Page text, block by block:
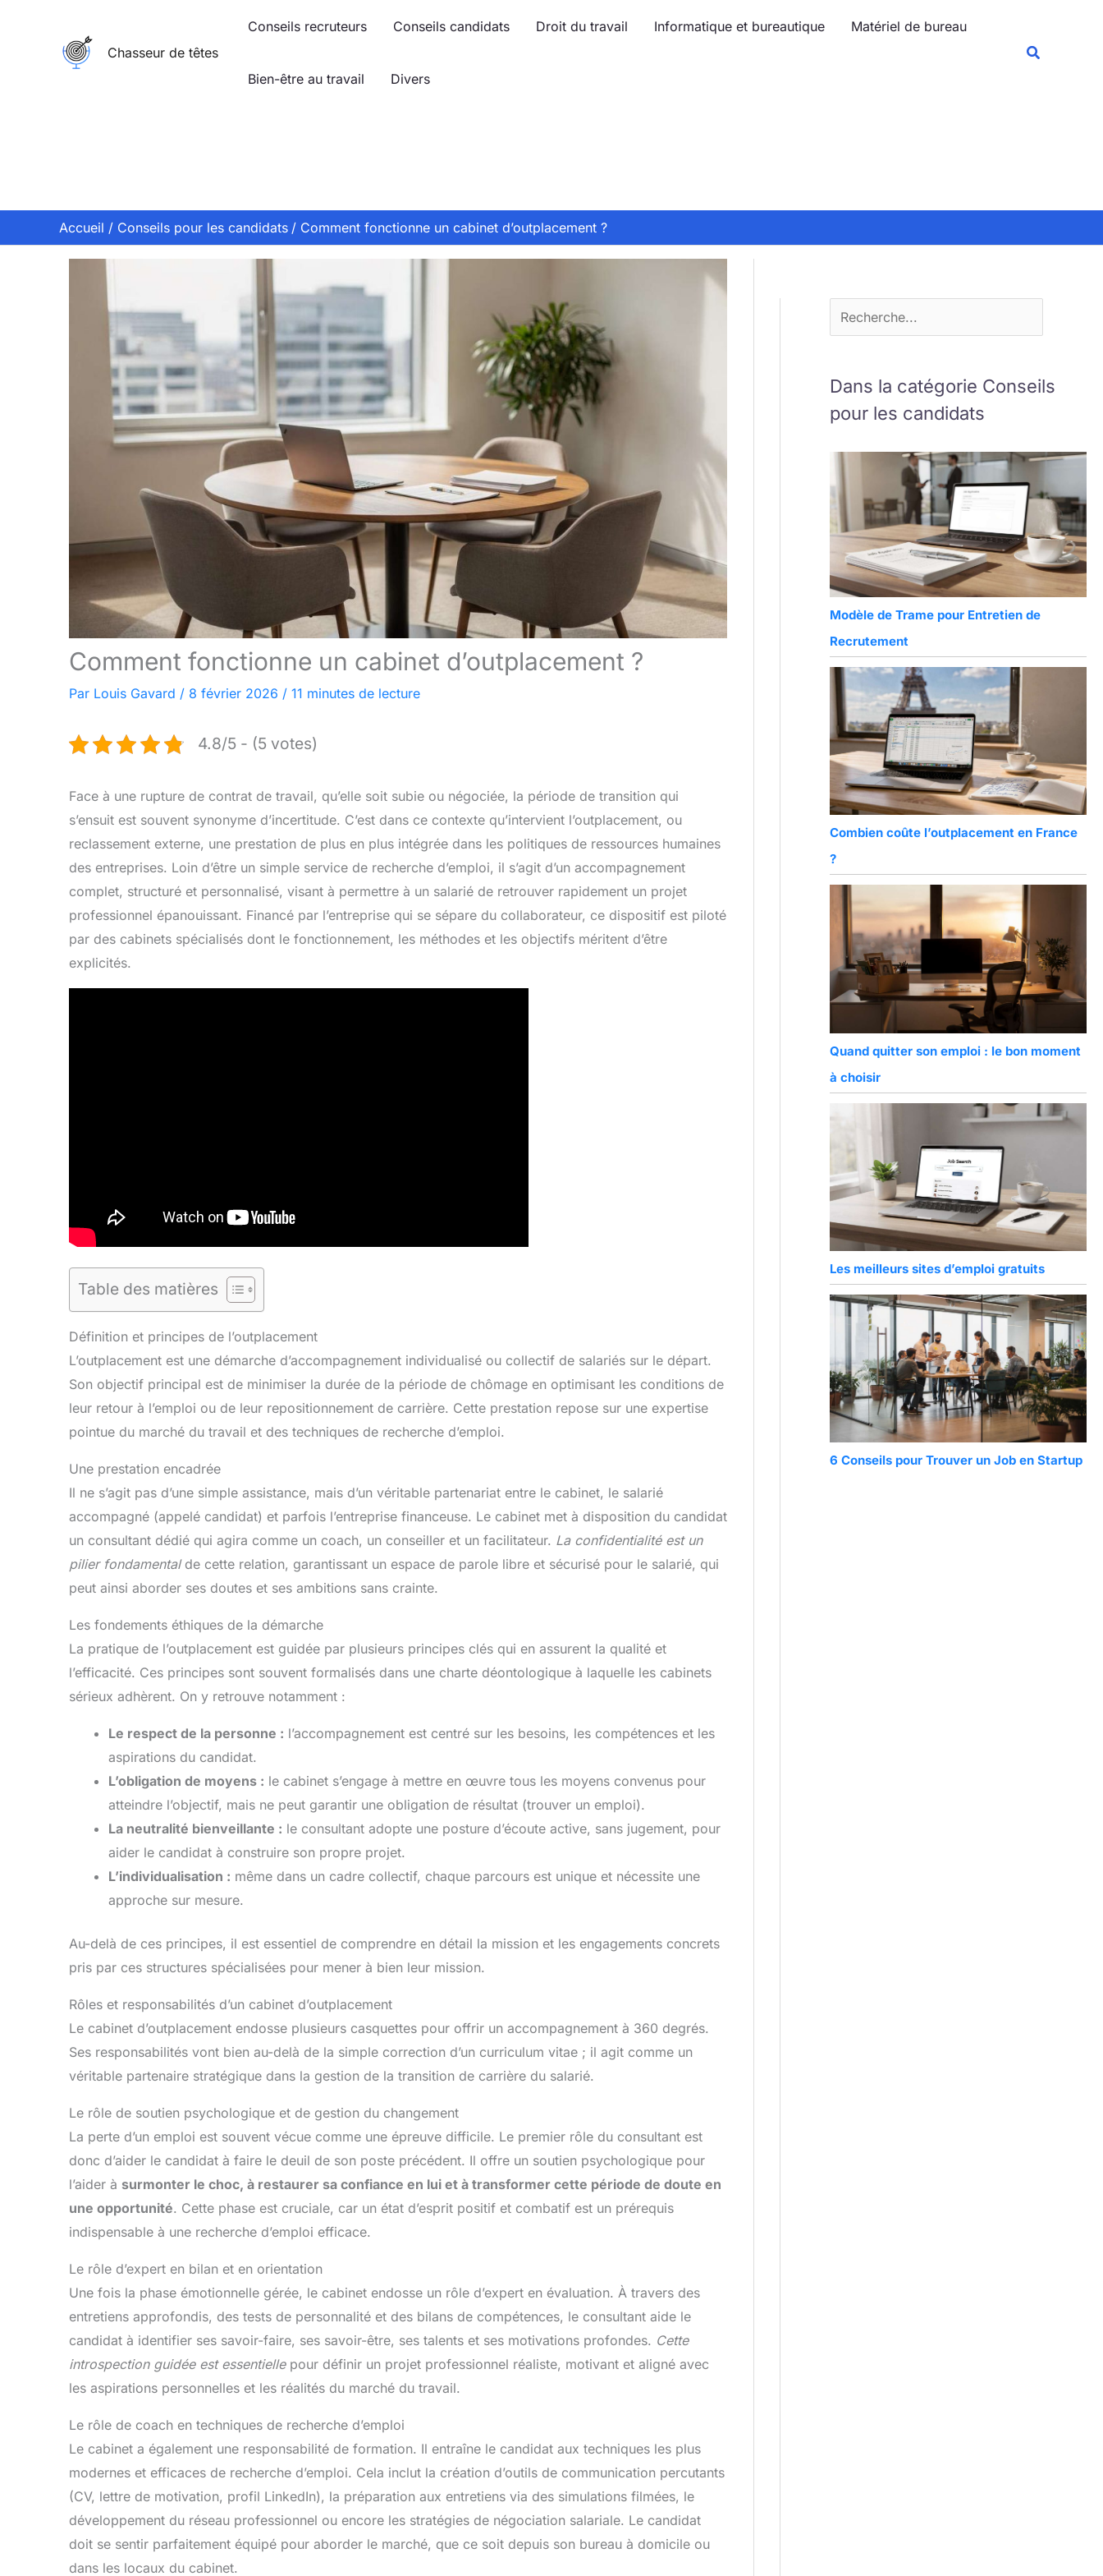
Chasseur de têtes
Conseils recruteurs Conseils candidats Droit du travail Informatique et bureautique Matériel de bureau
Bien-être au travail Divers
Accueil Conseils pour les candidats Comment fonctionne un cabinet d’outplacement ?
Comment fonctionne un cabinet d’outplacement ?
Par Louis Gavard / 8 février 2026 / 11 minutes de lecture
4.8/5 - (5 votes)
Face à une rupture de contrat de travail, qu’elle soit subie ou négociée, la période de transition qui
s’ensuit est souvent synonyme d’incertitude. C’est dans ce contexte qu’intervient l’outplacement, ou
reclassement externe, une prestation de plus en plus intégrée dans les politiques de ressources humaines
des entreprises. Loin d’être un simple service de recherche d’emploi, il s’agit d’un accompagnement
complet, structuré et personnalisé, visant à permettre à un salarié de retrouver rapidement un projet
professionnel épanouissant. Financé par l’entreprise qui se sépare du collaborateur, ce dispositif est piloté
par des cabinets spécialisés dont le fonctionnement, les méthodes et les objectifs méritent d’être
explicités.
Table des matières
Définition et principes de l’outplacement
L’outplacement est une démarche d’accompagnement individualisé ou collectif de salariés sur le départ.
Son objectif principal est de minimiser la durée de la période de chômage en optimisant les conditions de
leur retour à l’emploi ou de leur repositionnement de carrière. Cette prestation repose sur une expertise
pointue du marché du travail et des techniques de recherche d’emploi.
Une prestation encadrée
Il ne s’agit pas d’une simple assistance, mais d’un véritable partenariat entre le cabinet, le salarié
accompagné (appelé candidat) et parfois l’entreprise financeuse. Le cabinet met à disposition du candidat
un consultant dédié qui agira comme un coach, un conseiller et un facilitateur. La confidentialité est un
pilier fondamentalde cette relation, garantissant un espace de parole libre et sécurisé pour le salarié, qui
peut ainsi aborder ses doutes et ses ambitions sans crainte.
Les fondements éthiques de la démarche
La pratique de l’outplacement est guidée par plusieurs principes clés qui en assurent la qualité et
l’efficacité. Ces principes sont souvent formalisés dans une charte déontologique à laquelle les cabinets
sérieux adhèrent. On y retrouve notamment :
Le respect de la personne : l’accompagnement est centré sur les besoins, les compétences et les
aspirations du candidat.
L’obligation de moyens : le cabinet s’engage à mettre en œuvre tous les moyens convenus pour
atteindre l’objectif, mais ne peut garantir une obligation de résultat (trouver un emploi).
La neutralité bienveillante : le consultant adopte une posture d’écoute active, sans jugement, pour
aider le candidat à construire son propre projet.
L’individualisation : même dans un cadre collectif, chaque parcours est unique et nécessite une
approche sur mesure.
Au-delà de ces principes, il est essentiel de comprendre en détail la mission et les engagements concrets
pris par ces structures spécialisées pour mener à bien leur mission.
Rôles et responsabilités d’un cabinet d’outplacement
Le cabinet d’outplacement endosse plusieurs casquettes pour offrir un accompagnement à 360 degrés.
Ses responsabilités vont bien au-delà de la simple correction d’un curriculum vitae ; il agit comme un
véritable partenaire stratégique dans la gestion de la transition de carrière du salarié.
Le rôle de soutien psychologique et de gestion du changement
La perte d’un emploi est souvent vécue comme une épreuve difficile. Le premier rôle du consultant est
donc d’aider le candidat à faire le deuil de son poste précédent. Il offre un soutien psychologique pour
l’aider à surmonter le choc, à restaurer sa confiance en lui et à transformer cette période de doute en
une opportunité. Cette phase est cruciale, car un état d’esprit positif et combatif est un prérequis
indispensable à une recherche d’emploi efficace.
Le rôle d’expert en bilan et en orientation
Une fois la phase émotionnelle gérée, le cabinet endosse un rôle d’expert en évaluation. À travers des
entretiens approfondis, des tests de personnalité et des bilans de compétences, le consultant aide le
candidat à identifier ses savoir-faire, ses savoir-être, ses talents et ses motivations profondes. Cette
introspection guidée est essentiellepour définir un projet professionnel réaliste, motivant et aligné avec
les aspirations personnelles et les réalités du marché du travail.
Le rôle de coach en techniques de recherche d’emploi
Le cabinet a également une responsabilité de formation. Il entraîne le candidat aux techniques les plus
modernes et efficaces de recherche d’emploi. Cela inclut la création d’outils de communication percutants
(CV, lettre de motivation, profil LinkedIn), la préparation aux entretiens via des simulations filmées, le
développement du réseau professionnel ou encore les stratégies de négociation salariale. Le candidat
doit se sentir parfaitement équipé pour aborder le marché, que ce soit depuis son bureau à domicile ou
dans les locaux du cabinet.
r
Dans la catégorie Conseils
pour les candidats
Modèle de Trame pour Entretien de
Recrutement
Combien coûte l’outplacement en France
?
Quand quitter son emploi : le bon moment
à choisir
Les meilleurs sites d’emploi gratuits
6 Conseils pour Trouver un Job en Startup